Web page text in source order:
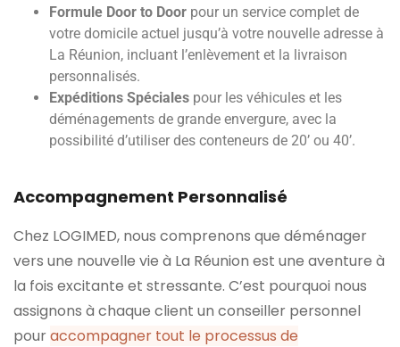
Formule Door to Door pour un service complet de
votre domicile actuel jusqu’à votre nouvelle adresse à
La Réunion, incluant l’enlèvement et la livraison
personnalisés.
Expéditions Spéciales pour les véhicules et les
déménagements de grande envergure, avec la
possibilité d’utiliser des conteneurs de 20’ ou 40’.
Accompagnement Personnalisé
Chez LOGIMED, nous comprenons que déménager
vers une nouvelle vie à La Réunion est une aventure à
la fois excitante et stressante. C’est pourquoi nous
assignons à chaque client un conseiller personnel
pouraccompagner tout le processus de